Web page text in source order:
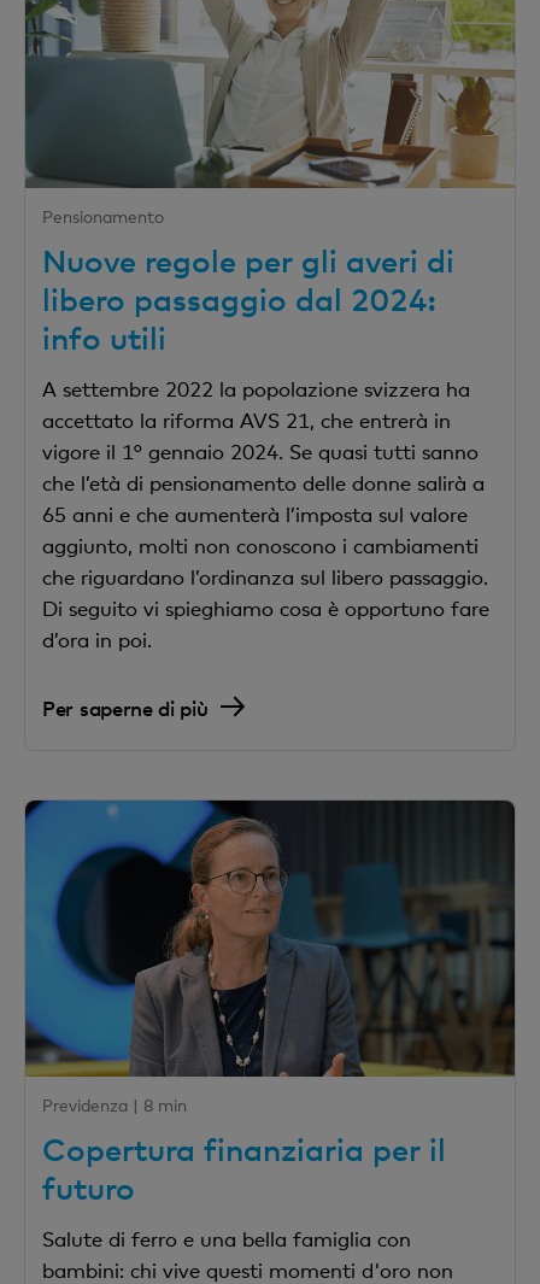
Pensionamento
Nuove regole per gli averi di
libero passaggio dal 2024:
info utili
A settembre 2022 la popolazione svizzera ha
accettato la riforma AVS 21, che entrerà in
vigore il 1° gennaio 2024. Se quasi tutti sanno
che l’età di pensionamento delle donne salirà a
65 anni e che aumenterà l’imposta sul valore
aggiunto, molti non conoscono i cambiamenti
che riguardano l’ordinanza sul libero passaggio.
Di seguito vi spieghiamo cosa è opportuno fare
d’ora in poi.
Per saperne di più
Previdenza | 8 min
Copertura finanziaria per il
futuro
Salute di ferro e una bella famiglia con
bambini: chi vive questi momenti d'oro non